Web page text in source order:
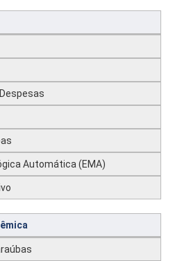
Automática (EMA)